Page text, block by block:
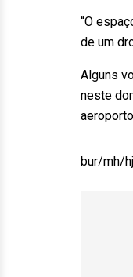
“O
de um
Alguns
neste
bur/mh/